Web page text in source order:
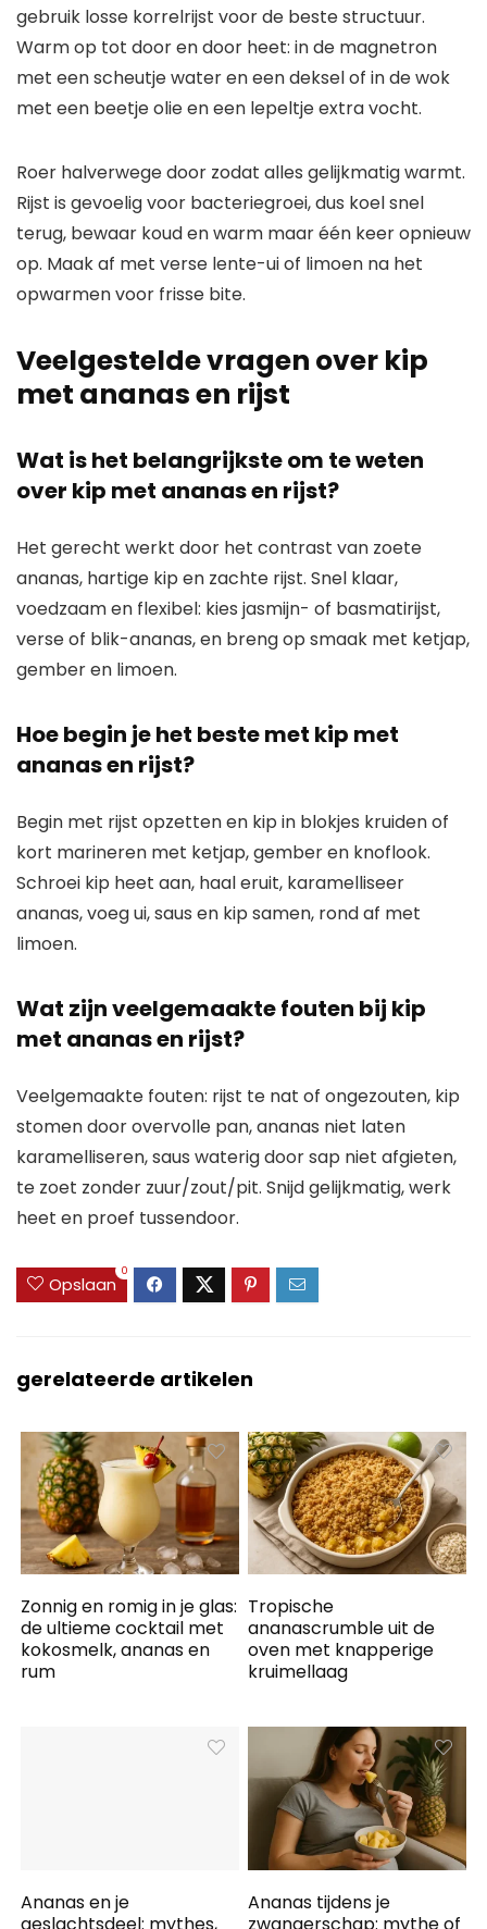
gebruik losse korrelrijst voor de beste structuur.
Warm op tot door en door heet: in de magnetron
met een scheutje water en een deksel of in de wok
met een beetje olie en een lepeltje extra vocht.
Roer halverwege door zodat alles gelijkmatig warmt.
Rijst is gevoelig voor bacteriegroei, dus koel snel
terug, bewaar koud en warm maar één keer opnieuw
op. Maak af met verse lente-ui of limoen na het
opwarmen voor frisse bite.
Veelgestelde vragen over kip
met ananas en rijst
Wat is het belangrijkste om te weten
over kip met ananas en rijst?
Het gerecht werkt door het contrast van zoete
ananas, hartige kip en zachte rijst. Snel klaar,
voedzaam en flexibel: kies jasmijn- of basmatirijst,
verse of blik-ananas, en breng op smaak met ketjap,
gember en limoen.
Hoe begin je het beste met kip met
ananas en rijst?
Begin met rijst opzetten en kip in blokjes kruiden of
kort marineren met ketjap, gember en knoflook.
Schroei kip heet aan, haal eruit, karamelliseer
ananas, voeg ui, saus en kip samen, rond af met
limoen.
Wat zijn veelgemaakte fouten bij kip
met ananas en rijst?
Veelgemaakte fouten: rijst te nat of ongezouten, kip
stomen door overvolle pan, ananas niet laten
karamelliseren, saus waterig door sap niet afgieten,
te zoet zonder zuur/zout/pit. Snijd gelijkmatig, werk
heet en proef tussendoor.
Opslaan
0
gerelateerde artikelen
Zonnig en romig in je glas:
de ultieme cocktail met
kokosmelk, ananas en
rum
Tropische
ananascrumble uit de
oven met knapperige
kruimellaag
Ananas en je
geslachtsdeel: mythes,
Ananas tijdens je
zwangerschap: mythe of